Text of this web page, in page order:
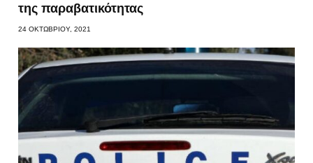
της παραβατικότητας
24 ΟΚΤΩΒΡΊΟΥ, 2021